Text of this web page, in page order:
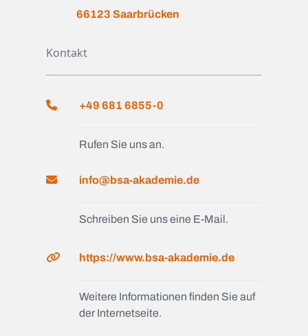
66123 Saarbrücken
Kontakt
+49 681 6855-0
Rufen Sie uns an.
info@bsa-akademie.de
Schreiben Sie uns eine E-Mail.
https://www.bsa-akademie.de
Weitere Informationen finden Sie auf
der Internetseite.